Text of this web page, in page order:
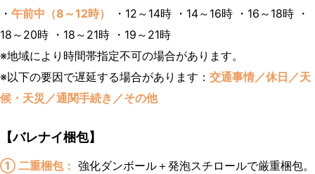
・ 午前中（8～12時）
・12～14時 ・14～16時 ・16～18時 ・
18～20時 ・18～21時 ・19～21時
※地域により時間帯指定不可の場合があります。
※以下の要因で遅延する場合があります： 交通事情／休日／天
候・天災／通関手続き／その他
【バレナイ梱包】
① 二重梱包： 強化ダンボール＋発泡スチロールで厳重梱包。